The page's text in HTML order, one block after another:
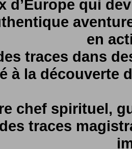
d’Europe qui
en
traces dans
à la découverte
chef spirituel,
traces